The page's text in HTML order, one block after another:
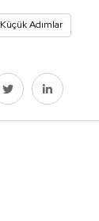
Küçük Adımlar